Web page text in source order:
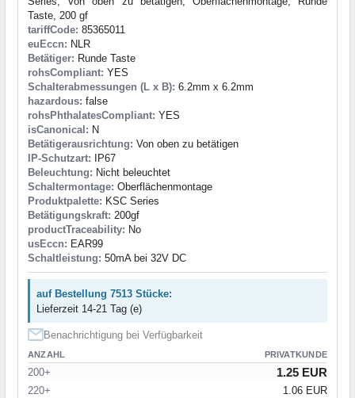
Taste, 200 gf
tariffCode: 85365011
euEccn: NLR
Betätiger: Runde Taste
rohsCompliant: YES
Schalterabmessungen (L x B): 6.2mm x 6.2mm
hazardous: false
rohsPhthalatesCompliant: YES
isCanonical: N
Betätigerausrichtung: Von oben zu betätigen
IP-Schutzart: IP67
Beleuchtung: Nicht beleuchtet
Schaltermontage: Oberflächenmontage
Produktpalette: KSC Series
Betätigungskraft: 200gf
productTraceability: No
usEccn: EAR99
Schaltleistung: 50mA bei 32V DC
auf Bestellung 7513 Stücke:
Lieferzeit 14-21 Tag (e)
Benachrichtigung bei Verfügbarkeit
ANZAHL PRIVATKUNDE
200+ 1.25 EUR
220+
1.06 EUR